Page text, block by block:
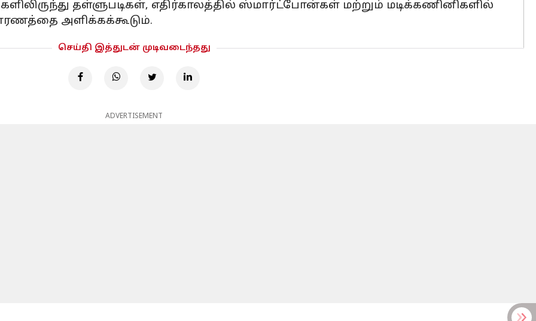
தள்ளுபடிகள், எதிர்காலத்தில் ஸ்மார்ட்போன்கள் மற்றும் மடிக்கணினிகளில்
அளிக்கக்கூடும்.
செய்தி இத்துடன் முடிவடைந்தது
ADVERTISEMENT